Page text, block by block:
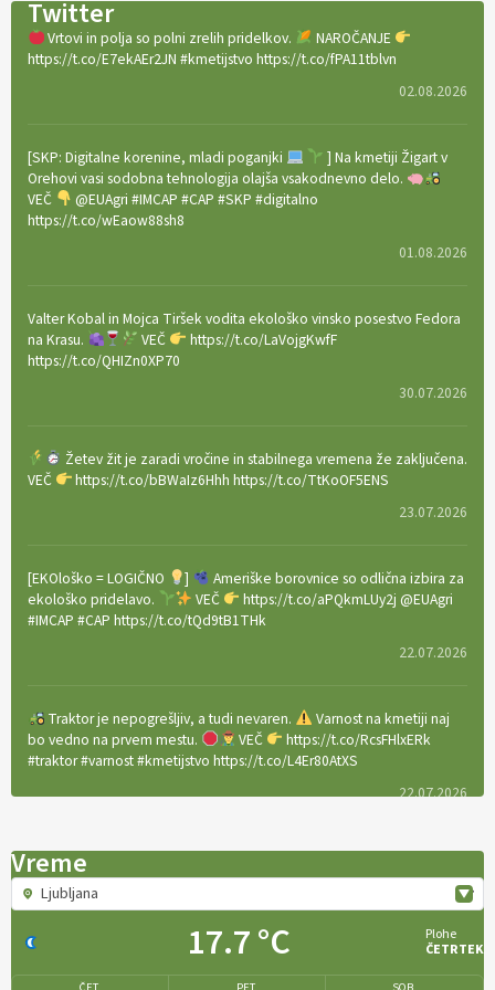
Twitter
Vrtovi in polja so polni zrelih pridelkov.
NAROČANJE
https://t.co/E7ekAEr2JN #kmetijstvo https://t.co/fPA11tblvn
02.08.2026
[SKP: Digitalne korenine, mladi poganjki
] Na kmetiji Žigart v
Orehovi vasi sodobna tehnologija olajša vsakodnevno delo.
VEČ
@EUAgri #IMCAP #CAP #SKP #digitalno
https://t.co/wEaow88sh8
01.08.2026
Valter Kobal in Mojca Tiršek vodita ekološko vinsko posestvo Fedora
na Krasu.
VEČ
https://t.co/LaVojgKwfF
https://t.co/QHIZn0XP70
30.07.2026
Žetev žit je zaradi vročine in stabilnega vremena že zaključena.
VEČ
https://t.co/bBWaIz6Hhh https://t.co/TtKoOF5ENS
23.07.2026
[EKOloško = LOGIČNO ]
Ameriške borovnice so odlična izbira za
ekološko pridelavo.
VEČ
https://t.co/aPQkmLUy2j @EUAgri
#IMCAP #CAP https://t.co/tQd9tB1THk
22.07.2026
Traktor je nepogrešljiv, a tudi nevaren.
Varnost na kmetiji naj
bo vedno na prvem mestu.
VEČ
https://t.co/RcsFHlxERk
#traktor #varnost #kmetijstvo https://t.co/L4Er80AtXS
22.07.2026
[EKOloško = LOGIČNO
kmetijstvo
in predvsem reja travojedih živali
. VEČ
https://t.co/YvDmY3UNng @EUAgri #IMCAP #CAP
21.07.2026
Vreme
Ljubljana
17.7 °C
Plohe
ČETRTEK